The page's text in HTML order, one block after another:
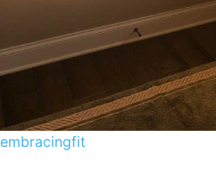
embracingfit